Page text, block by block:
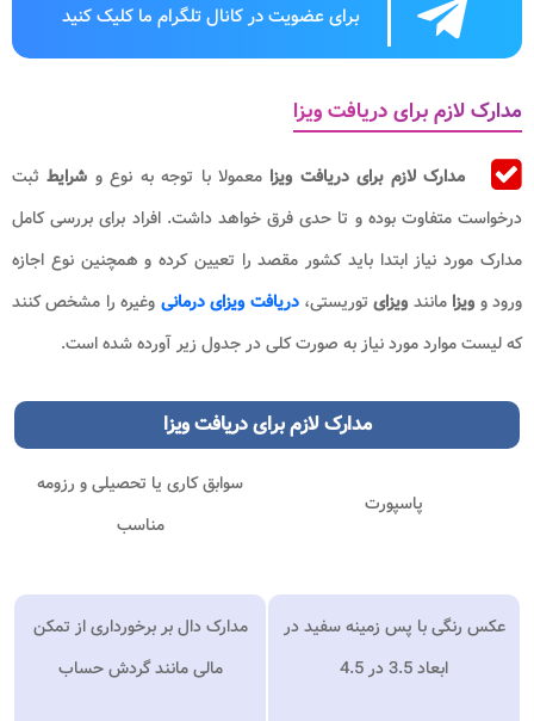
برای عضویت در کانال تلگرام ما کلیک کنید
مدارک لازم برای دریافت ویزا
مدارک لازم برای دریافت ویزا معمولا با توجه به نوع و شرایط ثبت
درخواست متفاوت بوده و تا حدی فرق خواهد داشت. افراد برای بررسی کامل
مدارک مورد نیاز ابتدا باید کشور مقصد را تعیین کرده و همچنین نوع اجازه
ورود و ویزامانند ویزای توریستی،دریافت ویزای درمانی وغیره را مشخص کنند
که لیست موارد مورد نیاز به صورت کلی در جدول زیر آورده شده است.
مدارک لازم برای دریافتویزا
پاسپورت
سوابق کاری یا تحصیلی و رزومه
مناسب
عکس رنگی با پس زمینه سفید در
ابعاد 3.5 در 4.5
مدارک دال بر برخورداری از تمکن
مالی مانند گردش حساب